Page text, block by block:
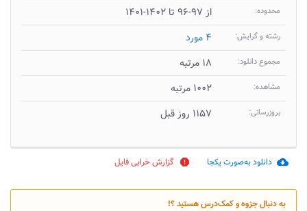
محدوده: از ۹۷-۹۶ تا ۱۴۰۲-۱۴۰۱
رشته و گرایش: ۴ مورد
مجموع دانلود: ۱۸ مرتبه
مشاهده: ۱۰۰۲ مرتبه
بروزرسانی: ۱۱۵۷ روز قبل
cloud_download دانلود به‌صورت یکجا report گزارش خرابی فایل
به دنبال جزوه و کمک‌درس هستید ؟!